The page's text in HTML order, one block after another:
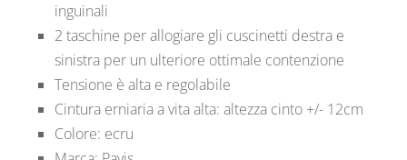
inguinali
2 taschine per allogiare gli cuscinetti destra e
sinistra per un ulteriore ottimale contenzione
Tensione è alta e regolabile
Cintura erniaria a vita alta: altezza cinto +/- 12cm
Colore: ecru